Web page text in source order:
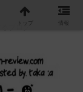
ブログ
トップ 情報